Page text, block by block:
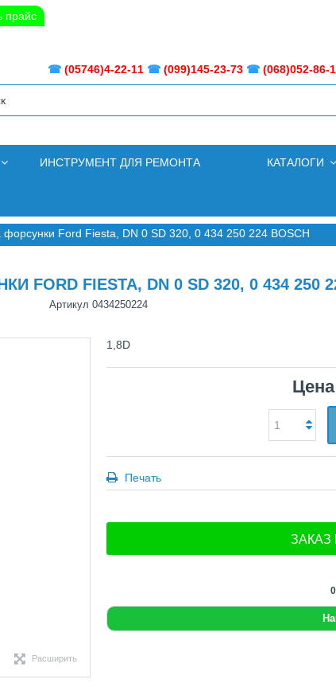
прайс
☎ (05746)4-22-11 ☎ (099)145-23-73 ☎ (068)052-86-
ИНСТРУМЕНТ ДЛЯ РЕМОНТА КАТАЛОГИ
форсунки Ford Fiesta, DN 0 SD 320, 0 434 250 224 BOSCH
FIESTA, DN 0 SD 320, 0 434 250
Артикул 0434250224
Расширить
1,8D
Печать
ЗАКАЗ
0